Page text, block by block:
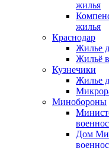
жилья
жилья
Краснодар
Жилье
Жильё
Кузнечики
Жилье
Минобороны
Дом